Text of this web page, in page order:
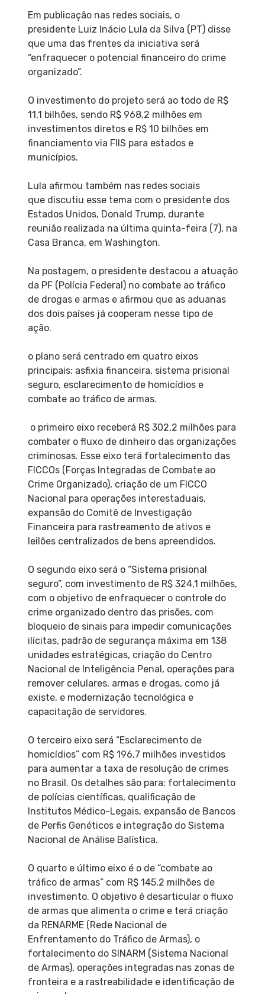
Em publicação nas redes sociais, o
presidente Luiz Inácio Lula da Silva (PT) disse
que uma das frentes da iniciativa será
“enfraquecer o potencial financeiro do crime
organizado”.
O investimento do projeto será ao todo de R$
11,1 bilhões, sendo R$ 968,2 milhões em
investimentos diretos e R$ 10 bilhões em
financiamento via FIIS para estados e
municípios.
Lula afirmou também nas redes sociais
que discutiu esse tema com o presidente dos
Estados Unidos, Donald Trump, durante
reunião realizada na última quinta-feira (7), na
Casa Branca, em Washington.
Na postagem, o presidente destacou a atuação
da PF (Polícia Federal) no combate ao tráfico
de drogas e armas e afirmou que as aduanas
dos dois países já cooperam nesse tipo de
ação.
o plano será centrado em quatro eixos
principais: asfixia financeira, sistema prisional
seguro, esclarecimento de homicídios e
combate ao tráfico de armas.
o primeiro eixo receberá R$ 302,2 milhões para
combater o fluxo de dinheiro das organizações
criminosas. Esse eixo terá fortalecimento das
FICCOs (Forças Integradas de Combate ao
Crime Organizado), criação de um FICCO
Nacional para operações interestaduais,
expansão do Comitê de Investigação
Financeira para rastreamento de ativos e
leilões centralizados de bens apreendidos.
O segundo eixo será o “Sistema prisional
seguro”, com investimento de R$ 324,1 milhões,
com o objetivo de enfraquecer o controle do
crime organizado dentro das prisões, com
bloqueio de sinais para impedir comunicações
ilícitas, padrão de segurança máxima em 138
unidades estratégicas, criação do Centro
Nacional de Inteligência Penal, operações para
remover celulares, armas e drogas, como já
existe, e modernização tecnológica e
capacitação de servidores.
O terceiro eixo será “Esclarecimento de
homicídios” com R$ 196,7 milhões investidos
para aumentar a taxa de resolução de crimes
no Brasil. Os detalhes são para: fortalecimento
de polícias científicas, qualificação de
Institutos Médico-Legais, expansão de Bancos
de Perfis Genéticos e integração do Sistema
Nacional de Análise Balística.
O quarto e último eixo é o de “combate ao
tráfico de armas” com R$ 145,2 milhões de
investimento. O objetivo é desarticular o fluxo
de armas que alimenta o crime e terá criação
da RENARME (Rede Nacional de
Enfrentamento do Tráfico de Armas), o
fortalecimento do SINARM (Sistema Nacional
de Armas), operações integradas nas zonas de
fronteira e a rastreabilidade e identificação de